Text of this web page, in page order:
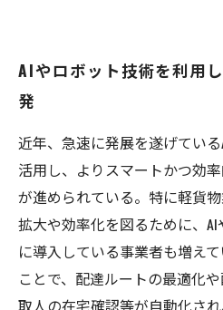
AIやロボット技術を利用
発
近年、急速に発展を遂げてい
活用し、よりスマートかつ効
が進められている。特に軽貨
拡大や効率化を図るために、
に導入している事業者も増え
ことで、配達ルートの最適化
取人の在宅確認等が自動化さ